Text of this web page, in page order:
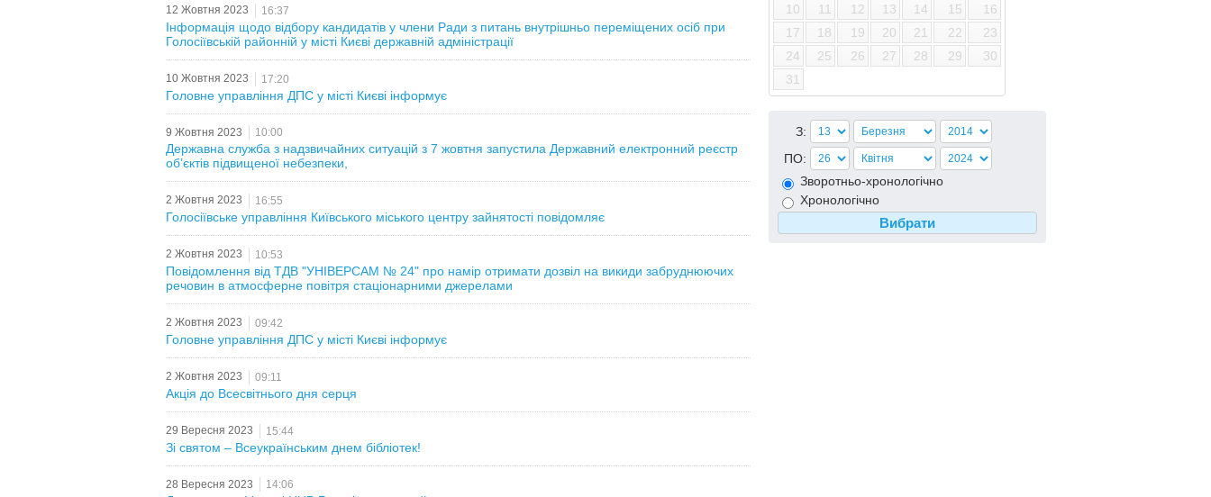
12 Жовтня 2023 16:37
Інформація щодо відбору кандидатів у члени Ради з питань внутрішньо переміщених осіб при
Голосіївській районній у місті Києві державній адміністрації
10 Жовтня 2023 17:20
Головне управління ДПС у місті Києві інформує
9 Жовтня 2023 10:00
Державна служба з надзвичайних ситуацій з 7 жовтня запустила Державний електронний реєстр
об’єктів підвищеної небезпеки,
2 Жовтня 2023 16:55
Голосіївське управління Київського міського центру зайнятості повідомляє
2 Жовтня 2023 10:53
Повідомлення від ТДВ "УНІВЕРСАМ № 24" про намір отримати дозвіл на викиди забруднюючих
речовин в атмосферне повітря стаціонарними джерелами
2 Жовтня 2023 09:42
Головне управління ДПС у місті Києві інформує
2 Жовтня 2023 09:11
Акція до Всесвітнього дня серця
29 Вересня 2023 15:44
Зі святом – Всеукраїнським днем бібліотек!
28 Вересня 2023 14:06
10
11 12 13 14 15
16
17
18 19 20 21 22
23
24
25 26 27 28 29
30
31
З:
ПО:
Зворотньо-хронологiчно
Хронологiчно